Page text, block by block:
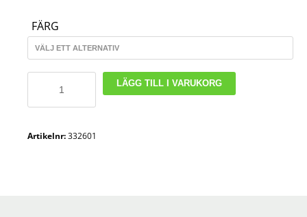
FÄRG
30L
LÄGG TILL I VARUKORG
Artikelnr:332601